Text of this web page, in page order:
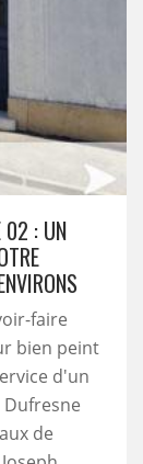
02 : UN
faire
bien peint
d'un
de